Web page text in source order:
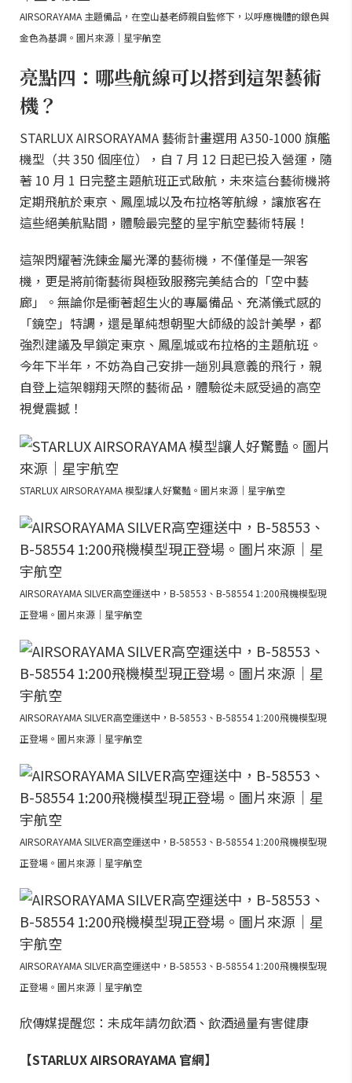
AIRSORAYAMA 主題備品，在空山基老師親自監修下，以呼應機體的銀色與
金色為基調。圖片來源｜星宇航空
亮點四：哪些航線可以搭到這架藝術
機？
STARLUX AIRSORAYAMA 藝術計畫選用 A350-1000 旗艦
機型（共 350 個座位），自 7 月 12 日起已投入營運，隨
著 10 月 1 日完整主題航班正式啟航，未來這台藝術機將
定期飛航於東京、鳳凰城以及布拉格等航線，讓旅客在
這些絕美航點間，體驗最完整的星宇航空藝術特展！
這架閃耀著洗鍊金屬光澤的藝術機，不僅僅是一架客
機，更是將前衛藝術與極致服務完美結合的「空中藝
廊」。無論你是衝著超生火的專屬備品、充滿儀式感的
「鏡空」特調，還是單純想朝聖大師級的設計美學，都
強烈建議及早鎖定東京、鳳凰城或布拉格的主題航班。
今年下半年，不妨為自己安排一趟別具意義的飛行，親
自登上這架翱翔天際的藝術品，體驗從未感受過的高空
視覺震撼！
STARLUX AIRSORAYAMA 模型讓人好驚豔。圖片來源｜星宇航空
AIRSORAYAMA SILVER高空運送中，B-58553、B-58554 1:200飛機模型現
正登場。圖片來源｜星宇航空
AIRSORAYAMA SILVER高空運送中，B-58553、B-58554 1:200飛機模型現
正登場。圖片來源｜星宇航空
AIRSORAYAMA SILVER高空運送中，B-58553、B-58554 1:200飛機模型現
正登場。圖片來源｜星宇航空
AIRSORAYAMA SILVER高空運送中，B-58553、B-58554 1:200飛機模型現
正登場。圖片來源｜星宇航空
欣傳媒提醒您：未成年請勿飲酒、飲酒過量有害健康
【STARLUX AIRSORAYAMA 官網】